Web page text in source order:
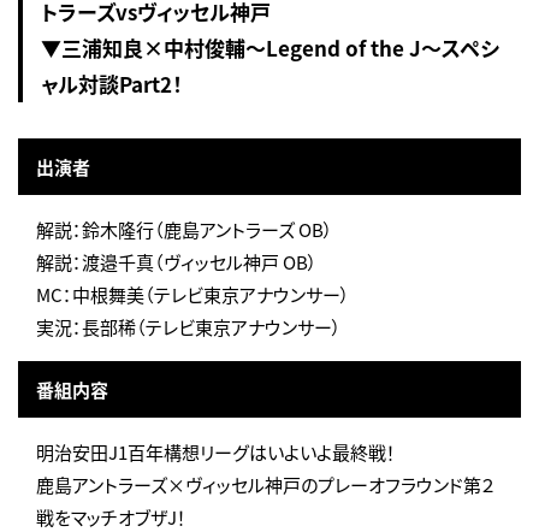
トラーズvsヴィッセル神戸
▼三浦知良×中村俊輔～Legend of the J～スペシ
ャル対談Part2！
出演者
解説：鈴木隆行（鹿島アントラーズ OB）
解説：渡邉千真（ヴィッセル神戸 OB）
MC：中根舞美（テレビ東京アナウンサー）
実況：長部稀（テレビ東京アナウンサー）
番組内容
明治安田J1百年構想リーグはいよいよ最終戦！
鹿島アントラーズ×ヴィッセル神戸のプレーオフラウンド第２
戦をマッチオブザJ！